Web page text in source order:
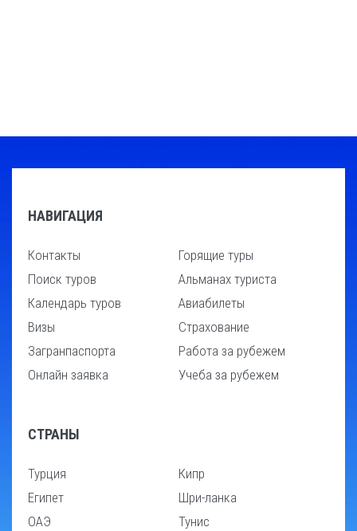
НАВИГАЦИЯ
Контакты
Поиск туров
Календарь туров
Визы
Загранпаспорта
Онлайн заявка
Горящие туры
Альманах туриста
Авиабилеты
Страхование
Работа за рубежем
Учеба за рубежем
СТРАНЫ
Турция
Египет
ОАЭ
Кипр
Шри-ланка
Тунис